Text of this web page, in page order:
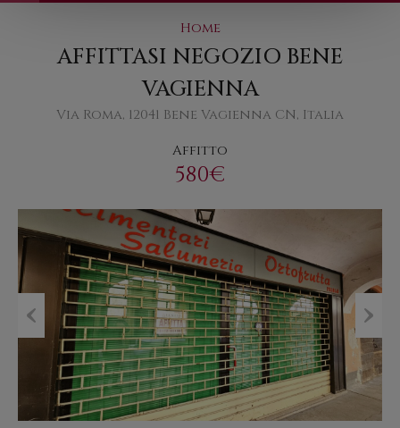
Home
AFFITTASI NEGOZIO BENE
VAGIENNA
Via Roma, 12041 Bene Vagienna CN, Italia
Affitto
580€
Previous Next